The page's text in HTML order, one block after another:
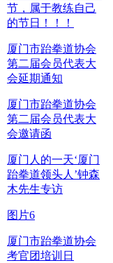
节，属于教练自己
的节日！！！
厦门市跆拳道协会
第二届会员代表大
会延期通知
厦门市跆拳道协会
第二届会员代表大
会邀请函
厦门人的一天‘厦门
跆拳道领头人’钟森
木先生专访
图片6
厦门市跆拳道协会
考官团培训日